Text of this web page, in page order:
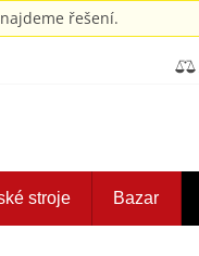
řešení.
stroje Bazar